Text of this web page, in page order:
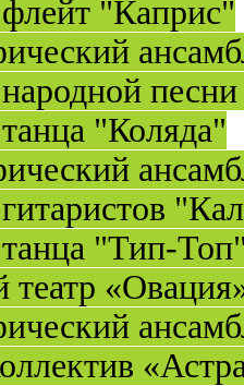
"Каприс"
"Коляда"
"Тип-